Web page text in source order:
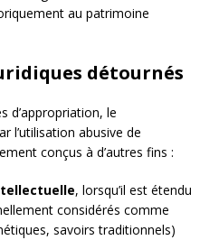
au patrimoine
détournés
d’appropriation, le
l’utilisation abusive de
conçus à d’autres fins :
, lorsqu’il est étendu
considérés comme
savoirs traditionnels)